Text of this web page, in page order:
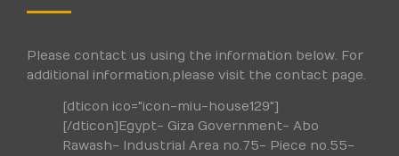
Please contact us using the information below. For
additional information,please visit the contact page.
[dticon ico="icon-miu-house129"]
[/dticon]Egypt- Giza Government- Abo
Rawash- Industrial Area no.75- Piece no.55-